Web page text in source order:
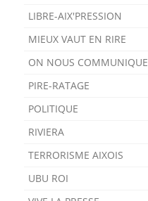
LIBRE-AIX'PRESSION
MIEUX VAUT EN RIRE
ON NOUS COMMUNIQUE
PIRE-RATAGE
POLITIQUE
RIVIERA
TERRORISME AIXOIS
UBU ROI